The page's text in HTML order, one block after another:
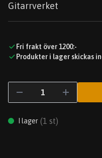
Gitarrverket
Fri frakt över 1200:-
Produkter i lager skickas
I lager (1 st)